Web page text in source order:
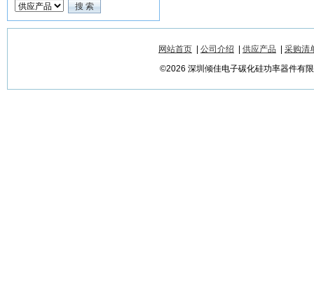
网站首页 公司介绍 供应产品
采购清
©2026 深圳倾佳电子碳化硅功率器件有